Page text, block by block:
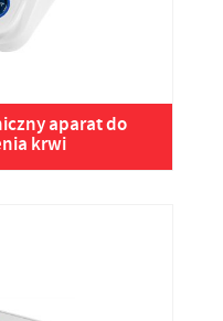
aparat do
krwi